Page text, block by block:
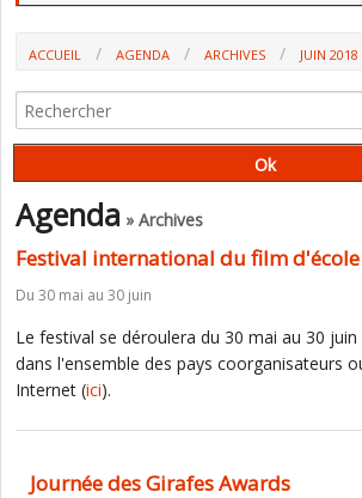
ACCUEIL AGENDA ARCHIVES JUIN 2018
Agenda » Archives
Festival international du film d'école
Du 30 mai au 30 juin
Le festival se déroulera du 30 mai au 30 juin
dans l'ensemble des pays coorganisateurs
Internet (ici).
Journée des Girafes Awards